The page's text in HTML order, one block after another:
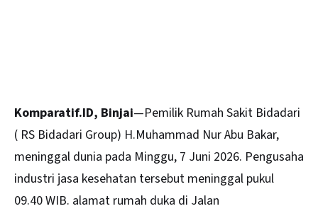
Komparatif.ID, Binjai—Pemilik Rumah Sakit Bidadari
( RS Bidadari Group) H.Muhammad Nur Abu Bakar,
meninggal dunia pada Minggu, 7 Juni 2026. Pengusaha
industri jasa kesehatan tersebut meninggal pukul
09.40 WIB. alamat rumah duka di Jalan